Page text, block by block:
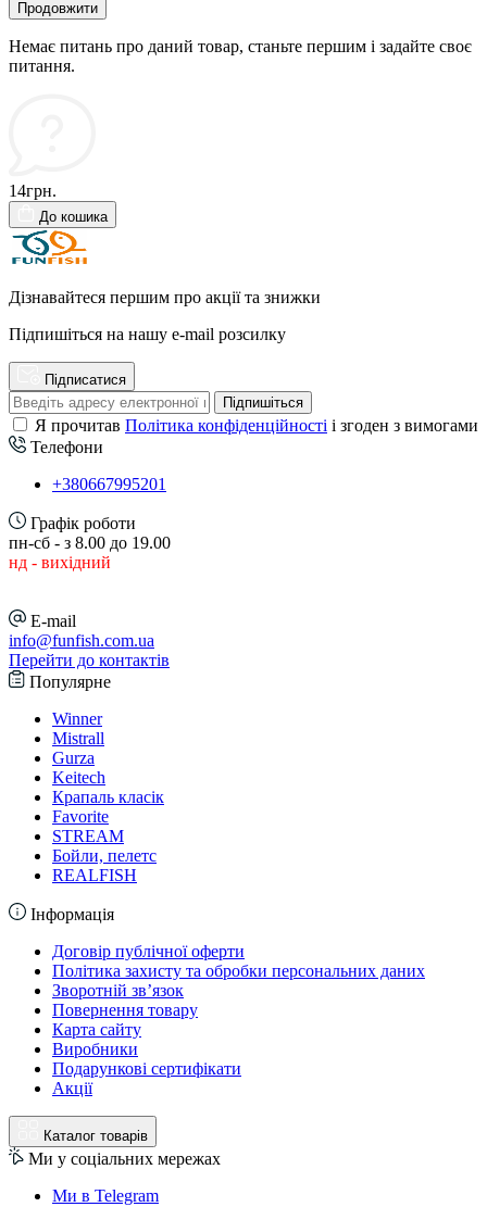
Продовжити
Немає питань про даний товар, станьте першим і задайте своє
питання.
14грн.
До кошика
Дізнавайтеся першим про акції та знижки
Підпишіться на нашу e-mail розсилку
Підписатися
Підпишіться
Я прочитав Політика конфіденційності і згоден з вимогами
Телефони
+380667995201
Графік роботи
пн-сб - з 8.00 до 19.00
нд - вихідний
E-mail
info@funfish.com.ua
Перейти до контактів
Популярне
Winner
Mistrall
Gurza
Keitech
Крапаль класік
Favorite
STREAM
Бойли, пелетс
REALFISH
Інформація
Договір публічної оферти
Політика захисту та обробки персональних даних
Зворотній зв’язок
Повернення товару
Карта сайту
Виробники
Подарункові сертифікати
Акції
Каталог товарів
Ми у соціальних мережах
Ми в Telegram